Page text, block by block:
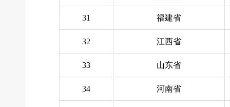
31 福建省
32 江西省
33 山东省
34 河南省